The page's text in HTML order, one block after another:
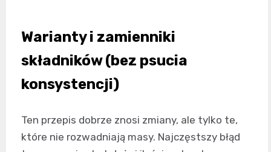
Warianty i zamienniki
składników (bez psucia
konsystencji)
Ten przepis dobrze znosi zmiany, ale tylko te,
które nie rozwadniają masy. Najczęstszy błąd